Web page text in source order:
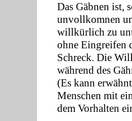
Das Gäbnen ist,
unvollkomnen
willkürlich zu
ohne Eingreifen
Schreck. Die
während des
(Es kann
Menschen mit
dem Vorhalten